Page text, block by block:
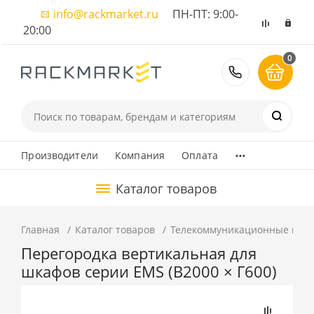
info@rackmarket.ru ПН-ПТ: 9:00-
20:00
8 (495)
0
Производители Компания Оплата ...
Каталог товаров
Главная Каталог товаров Телекоммуникационные
Перегородка вертикальная для
шкафов серии EMS (В2000 × Г600)